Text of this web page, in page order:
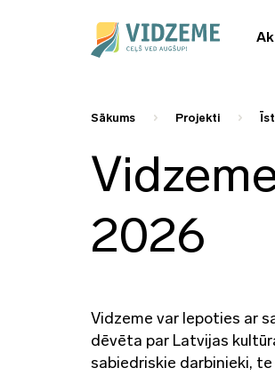
Sākums Projekti
2026
Vidzeme var lepoties ar
dēvēta par Latvijas
sabiedriskie darbinieki,